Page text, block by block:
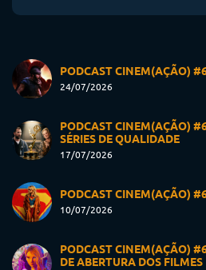
PODCAST CINEM(AÇÃO)
24/07/2026
PODCAST CINEM(AÇÃO)
SÉRIES DE QUALIDADE
17/07/2026
PODCAST CINEM(AÇÃO)
10/07/2026
PODCAST CINEM(AÇÃO)
DE ABERTURA DOS FILMES